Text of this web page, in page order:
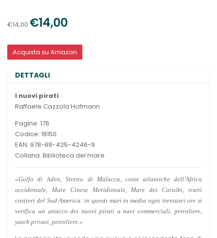
€14,00 €14,00
Acquista su Amazon
DETTAGLI
I nuovi pirati
Raffaele Cazzola Hofmann
Pagine: 176
Codice: 18150
EAN: 978-88-425-4246-9
Collana: Biblioteca del mare
«Golfo di Aden, Stretto di Malacca, coste atlantiche dell'Africa
occidentale, Mare Cinese Meridionale, Mare dei Caraibi, tratti
costieri del Sud America: in questi mari in media ogni trentasei ore si
verifica un attacco dei nuovi pirati a navi commerciali, petroliere,
yatch privati, petroliere.»